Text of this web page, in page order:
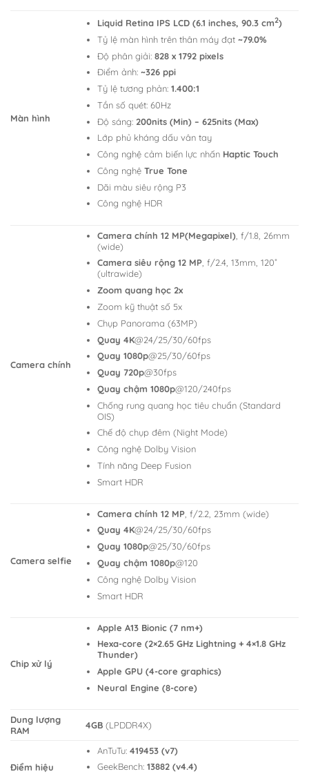
Màn hình
Liquid Retina IPS LCD (6.1 inches, 90.3 cm2)
Tỷ lệ màn hình trên thân máy đạt~79.0%
Độ phân giải:828 x 1792 pixels
Điểm ảnh:~326 ppi
Tỷ lệ tương phản:1.400:1
Tần số quét: 60Hz
Độ sáng:200nits (Min) – 625nits (Max)
Lớp phủ kháng dấu vân tay
Công nghệ cảm biến lực nhấn Haptic Touch
Công nghệTrue Tone
Dãi màu siêu rộng P3
Công nghệ HDR
Camera chính
Camera chính 12 MP(Megapixel) , f/1.8, 26mm
(wide)
Camera siêu rộng 12 MP, f/2.4, 13mm, 120˚
(ultrawide)
Zoom quang học 2x
Zoom kỹ thuật số 5x
Chụp Panorama (63MP)
Quay 4K@24/25/30/60fps
Quay 1080p@25/30/60fps
Quay 720p@30fps
Quay chậm 1080p@120/240fps
Chống rung quang học tiêu chuẩn (Standard
OIS)
Chế độ chụp đêm (Night Mode)
Công nghệ Dolby Vision
Tính năng Deep Fusion
Smart HDR
Camera selfie
Camera chính 12 MP , f/2.2, 23mm (wide)
Quay 4K@24/25/30/60fps
Quay 1080p@25/30/60fps
Quay chậm 1080p@120
Công nghệ Dolby Vision
Smart HDR
Chip xử lý
Apple A13 Bionic (7 nm+)
Hexa-core (2×2.65 GHz Lightning + 4×1.8 GHz
Thunder)
Apple GPU (4-core graphics)
Neural Engine (8-core)
Dung lượng
RAM
4GB (LPDDR4X)
Điểm hiệu
AnTuTu:419453 (v7)
GeekBench:13882 (v4.4)